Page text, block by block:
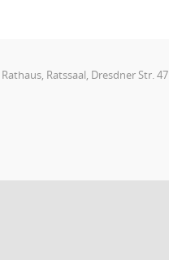
Ratssaal, Dresdner Str. 47